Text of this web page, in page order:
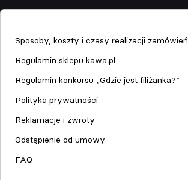
Sposoby, koszty i czasy realizacji zamówień
Regulamin sklepu kawa.pl
Regulamin konkursu „Gdzie jest filiżanka?”
Polityka prywatności
Reklamacje i zwroty
Odstąpienie od umowy
FAQ